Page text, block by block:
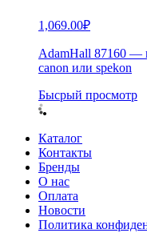
1,069.00₽
AdamHall 87160 —
canon или spekon
Бысрый просмотр
Каталог
Контакты
Бренды
О нас
Оплата
Новости
Политика